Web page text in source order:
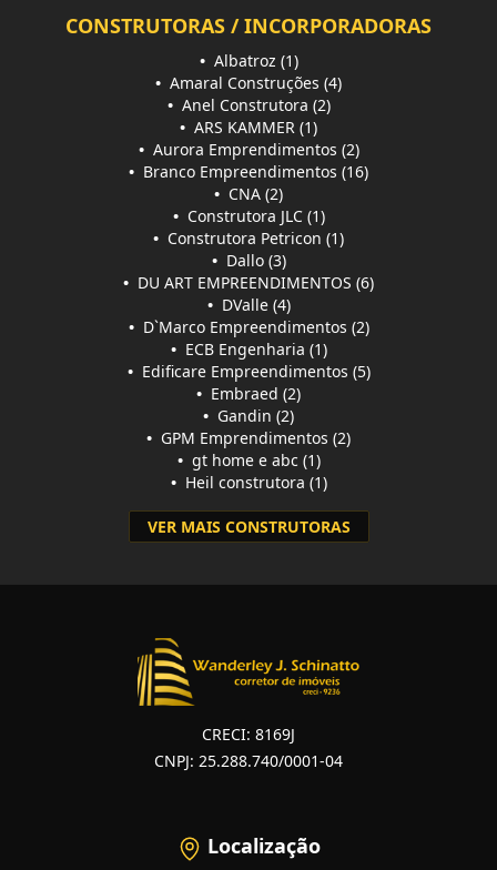
CONSTRUTORAS / INCORPORADORAS
• Albatroz (1)
• Amaral Construções (4)
• Anel Construtora (2)
• ARS KAMMER (1)
• Aurora Emprendimentos (2)
• Branco Empreendimentos (16)
• CNA (2)
• Construtora JLC (1)
• Construtora Petricon (1)
• Dallo (3)
• DU ART EMPREENDIMENTOS (6)
• DValle (4)
• D`Marco Empreendimentos (2)
• ECB Engenharia (1)
• Edificare Empreendimentos (5)
• Embraed (2)
• Gandin (2)
• GPM Emprendimentos (2)
• gt home e abc (1)
• Heil construtora (1)
VER MAIS CONSTRUTORAS
CRECI: 8169J
CNPJ: 25.288.740/0001-04
Localização